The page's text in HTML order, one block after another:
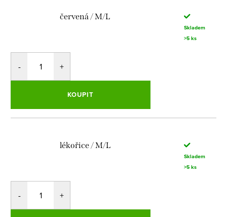
červená / M/L
Skladem
>5 ks
KOUPIT
lékořice / M/L
Skladem
>5 ks